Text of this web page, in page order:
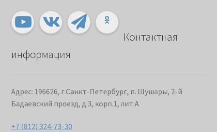
Контактная
информация
Адрес: 196626, г.Санкт-Петербург, п. Шушары, 2-й
Бадаевский проезд, д.3, корп.1, лит.А
+7 (812) 324-73-30